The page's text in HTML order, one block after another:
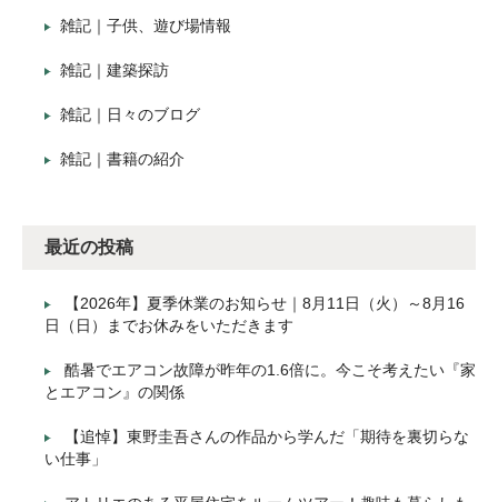
雑記｜子供、遊び場情報
雑記｜建築探訪
雑記｜日々のブログ
雑記｜書籍の紹介
最近の投稿
【2026年】夏季休業のお知らせ｜8月11日（火）～8月16
日（日）までお休みをいただきます
酷暑でエアコン故障が昨年の1.6倍に。今こそ考えたい『家
とエアコン』の関係
【追悼】東野圭吾さんの作品から学んだ「期待を裏切らな
い仕事」